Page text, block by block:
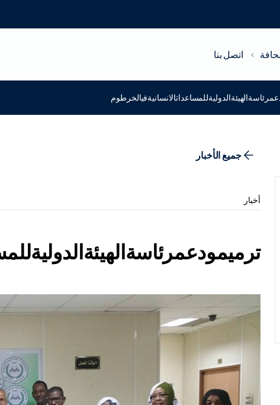
اتصل بنا
جميع الأخبار
أخبار